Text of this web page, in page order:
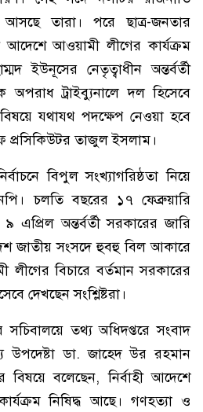
আসছে তারা। পরে ছাত্র-জনতার
আদেশে আওয়ামী লীগের কার্যক্রম
ইউনূসের নেতৃত্বাধীন অন্তর্বর্তী
অপরাধ ট্রাইব্যুনালে দল হিসেবে
যথাযথ পদক্ষেপ নেওয়া হবে
প্রসিকিউটর তাজুল ইসলাম।
বিপুল সংখ্যাগরিষ্ঠতা নিয়ে
চলতি বছরের ১৭ ফেব্রুয়ারি
এপ্রিল অন্তর্বর্তী সরকারের জারি
জাতীয় সংসদে হুবহু বিল আকারে
বিচারে বর্তমান সরকারের
দেখছেন সংশ্লিষ্টরা।
তথ্য অধিদপ্তরে সংবাদ
উপদেষ্টা ডা. জাহেদ উর রহমান
বিষয়ে বলেছেন, নির্বাহী আদেশে
নিষিদ্ধ আছে। গণহত্যা ও